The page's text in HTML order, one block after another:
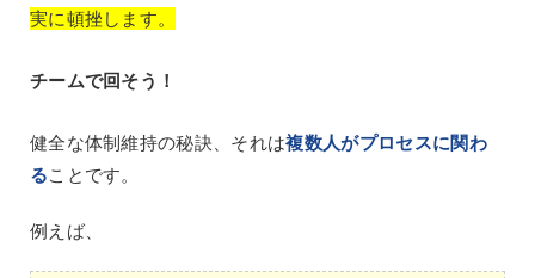
実に頓挫します。
チームで回そう！
健全な体制維持の秘訣、それは複数人がプロセスに関わ
ることです。
例えば、